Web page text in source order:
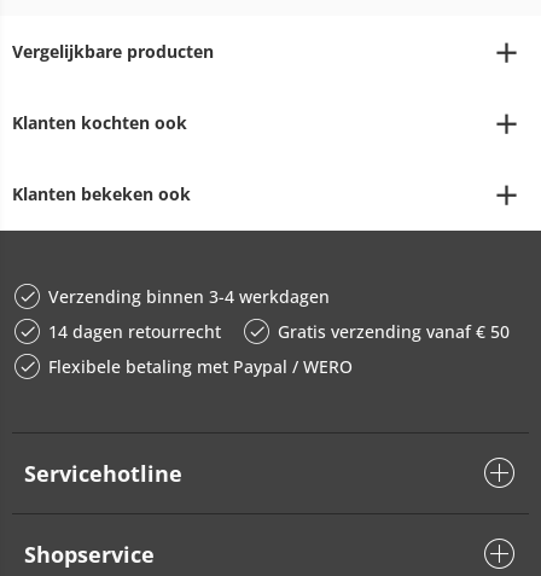
Vergelijkbare producten
Klanten kochten ook
Klanten bekeken ook
Verzending binnen 3-4 werkdagen
14 dagen retourrecht
Gratis verzending vanaf € 50
Flexibele betaling met Paypal / WERO
Servicehotline
Shopservice